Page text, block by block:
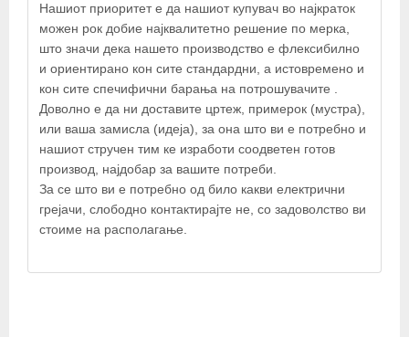
Нашиот приоритет е да нашиот купувач во најкраток
можен рок добие најквалитетно решение по мерка,
што значи дека нашето производство е флексибилно
и ориентирано кон сите стандардни, а истовремено и
кон сите спечифични барања на потрошувачите .
Доволно е да ни доставите цртеж, примерок (мустра),
или ваша замисла (идеја), за она што ви е потребно и
нашиот стручен тим ке изработи соодветен готов
производ, најдобар за вашите потреби.
За се што ви е потребно од било какви електрични
грејачи, слободно контактирајте не, со задоволство ви
стоиме на располагање.